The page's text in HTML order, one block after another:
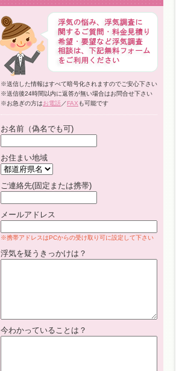
※送信した情報はすべて暗号化されますのでご安心下さい
※送信後24時間以内に返答が無い場合はお問合せ下さい
※お急ぎの方はお電話 ／FAX も可能です
お名前（偽名でも可)
お住まい地域
ご連絡先(固定または携帯)
メールアドレス
※携帯アドレスはPCからの受け取り可に設定して下さい
浮気を疑うきっかけは？
今わかっていることは？